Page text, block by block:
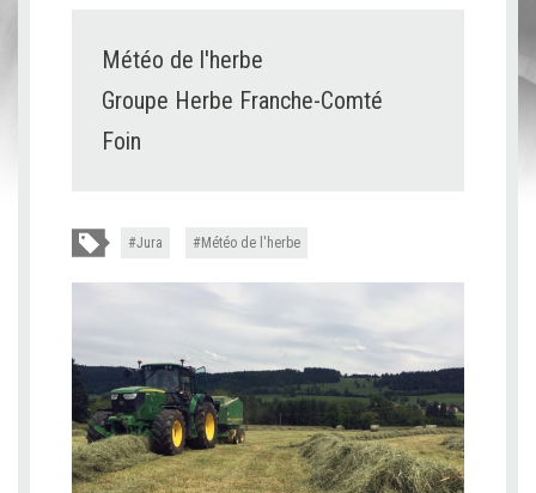
Météo de l'herbe
Groupe Herbe Franche-Comté
Foin
Jura Météo de l'herbe